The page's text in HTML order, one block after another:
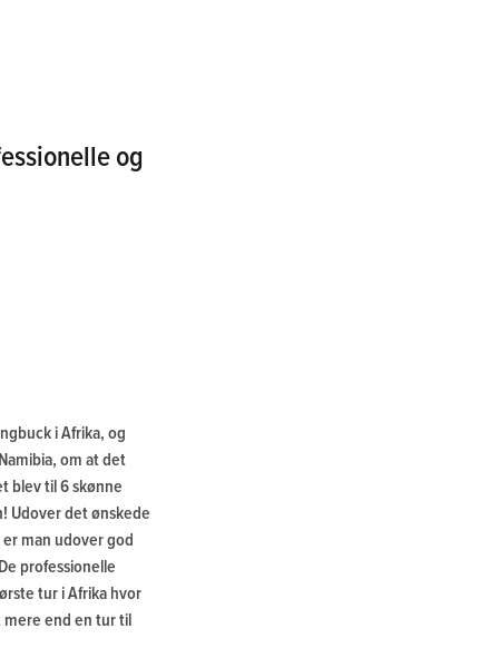
og
i Afrika, og
om at det
blev til 6 skønne
Udover det ønskede
man udover god
professionelle
tur i Afrika hvor
end en tur til